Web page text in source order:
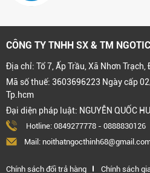
CÔNG TY TNHH SX & TM
Địa chỉ: Tổ 7, Ấp Trầu, Xã Nhơn Trạch,
Mã số thuế: 3603696223 Ngày cấp
Tp.hcm
Đại diện pháp luật: NGUYỄN QUỐC
Hotline: 0849277778 - 0888830126
Mail:
Chính sách đổi trả hàng Chính sách